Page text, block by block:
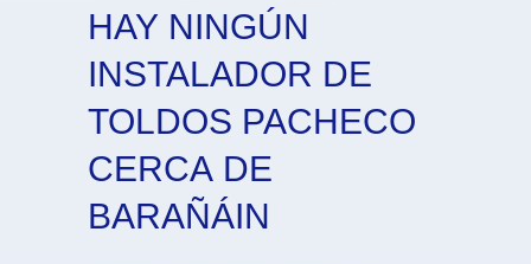
HAY NINGÚN
INSTALADOR DE
TOLDOS PACHECO
CERCA DE
BARAÑÁIN